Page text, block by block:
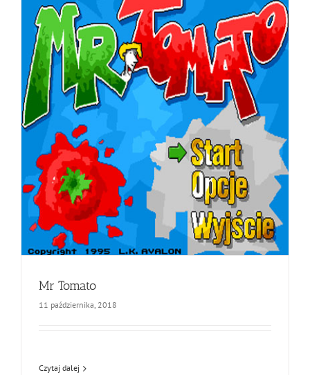
Mr Tomato
11 października, 2018
Czytaj dalej